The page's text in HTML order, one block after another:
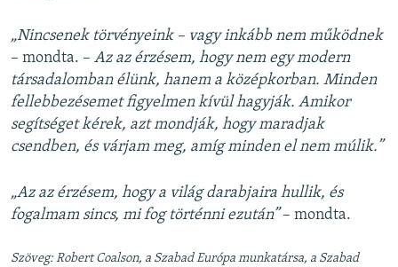
„Nincsenek törvényeink – vagy inkább nem működnek
– mondta. – Az az érzésem, hogy nem egy modern
társadalomban élünk, hanem a középkorban. Minden
fellebbezésemet figyelmen kívül hagyják. Amikor
segítséget kérek, azt mondják, hogy maradjak
csendben, és várjam meg, amíg minden el nem múlik.”
„Az az érzésem, hogy a világ darabjaira hullik, és
fogalmam sincs, mi fog történni ezután”– mondta.
Szöveg: Robert Coalson, a Szabad Európa munkatársa, a Szabad